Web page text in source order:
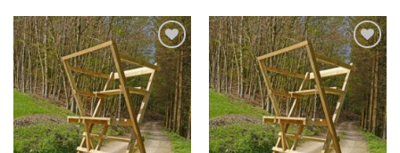
Add to
wishlist
Add to
wishlist